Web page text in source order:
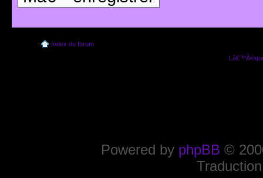
Index du forum
Powered by phpBB ©